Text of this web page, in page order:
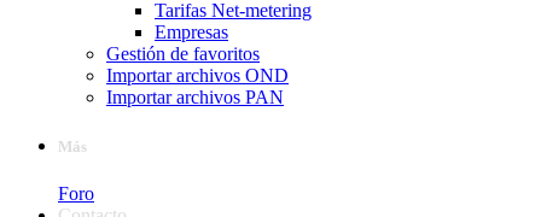
Tarifas Net-metering
Empresas
Gestión de favoritos
Importar archivos OND
Importar archivos PAN
Más
Foro